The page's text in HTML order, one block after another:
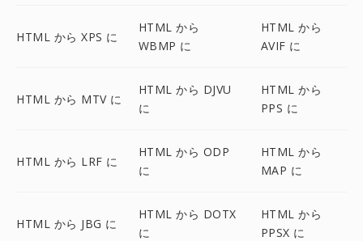
HTML から XPS に
HTML から
WBMP に
HTML から
AVIF に
HTML から MTV に
HTML から DJVU
に
HTML から
PPS に
HTML から LRF に
HTML から ODP
に
HTML から
MAP に
HTML から JBG に
HTML から DOTX
に
HTML から
PPSX に